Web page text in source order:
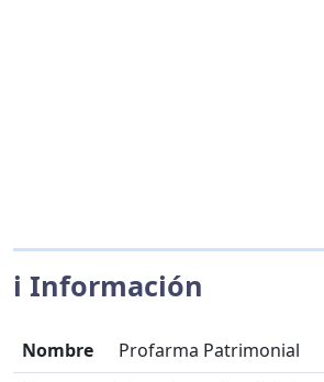
ℹ️ Información
Nombre
Profarma Patrimonial